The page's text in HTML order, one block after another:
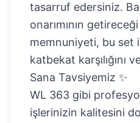
tasarruf edersiniz.
onarımının
memnuniyeti, bu set
katbekat karşılığını
Sana Tavsiyemiz ✨
WL 363 gibi
işlerinizin kalitesini